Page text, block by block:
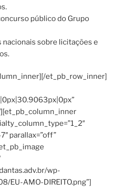
público do Grupo
sobre licitações e
et_pb_row_inner]
parallax=”off”
wp-
EU-AMO-DIREITO.png”]